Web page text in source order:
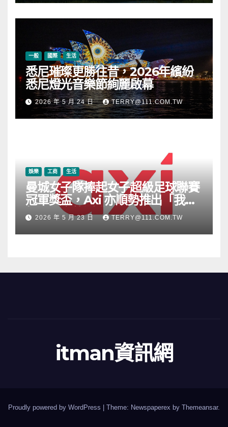
一般 國際 生活
悉尼璀璨更勝往昔，2026年繽紛
悉尼燈光音樂節絢麗啟幕
2026 年 5 月 24 日 TERRY@111.COM.TW
娛樂 工商 生活
曼城女子隊捧起女子超級足球聯賽
冠軍獎盃，Axi 亦順勢推出「我的
根源」宣傳活動
2026 年 5 月 23 日 TERRY@111.COM.TW
itman資訊網
Proudly powered by WordPress Theme: Newspaperex by Themeansar.